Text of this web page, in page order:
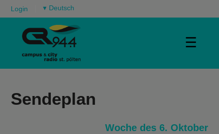
Login ▾
☰
Sendeplan
Woche des 6. Oktober